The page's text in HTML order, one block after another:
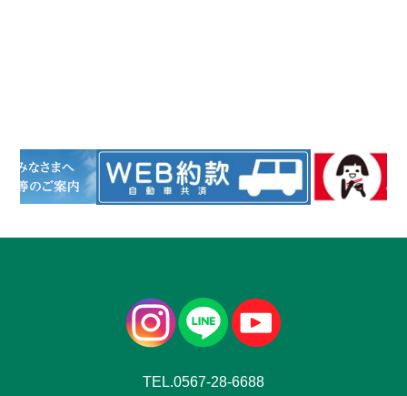
TEL.0567-28-6688